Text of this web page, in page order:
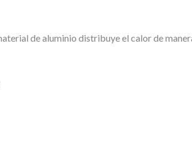
de aluminio distribuye el calor de